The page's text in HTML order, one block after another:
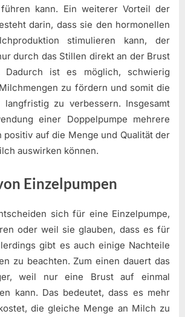
kann. Ein weiterer Vorteil der
darin, dass sie den hormonellen
stimulieren kann, der
durch das Stillen direkt an der Brust
Dadurch ist es möglich, schwierig
zu fördern und somit die
langfristig zu verbessern. Insgesamt
einer Doppelpumpe mehrere
positiv auf die Menge und Qualität der
auswirken können.
Einzelpumpen
sich für eine Einzelpumpe,
oder weil sie glauben, dass es für
gibt es auch einige Nachteile
zu beachten. Zum einen dauert das
weil nur eine Brust auf einmal
kann. Das bedeutet, dass es mehr
die gleiche Menge an Milch zu